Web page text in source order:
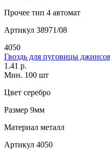
Прочее тип 4 автомат
Артикул 38971/08
4050
Гвоздь для пуговицы
1.41 р.
Мин. 100 шт
Цвет серебро
Размер 9мм
Материал металл
Артикул 4050